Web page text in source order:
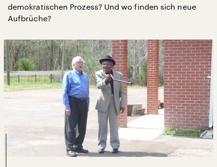
demokratischen Prozess? Und wo finden sich neue
Aufbrüche?